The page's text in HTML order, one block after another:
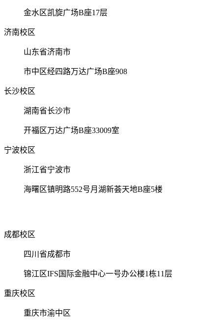
金水区凯旋广场B座17层
济南校区
山东省济南市
市中区经四路万达广场B座908
长沙校区
湖南省长沙市
开福区万达广场B座33009室
宁波校区
浙江省宁波市
海曙区镇明路552号月湖新荟天地B座5楼
成都校区
四川省成都市
锦江区IFS国际金融中心一号办公楼1栋11层
重庆校区
重庆市渝中区